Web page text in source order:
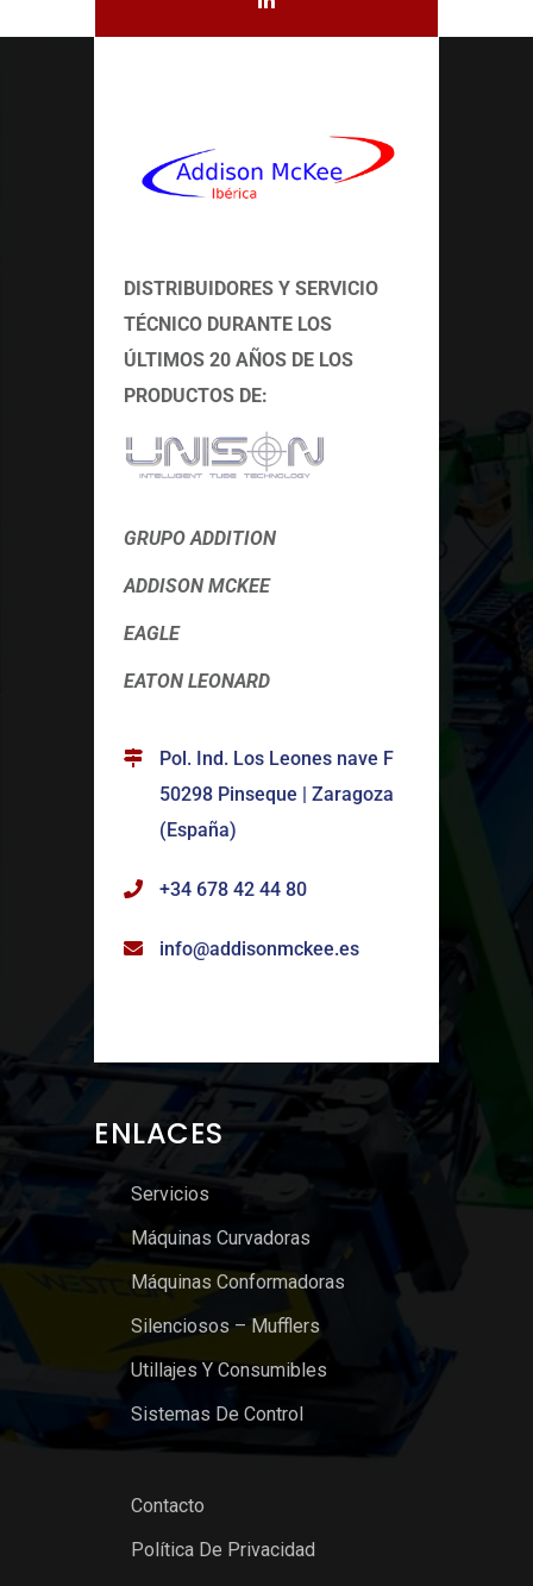
DISTRIBUIDORES Y SERVICIO
TÉCNICO DURANTE LOS
ÚLTIMOS 20 AÑOS DE LOS
PRODUCTOS DE:
GRUPO ADDITION
ADDISON MCKEE
EAGLE
EATON LEONARD
Pol. Ind. Los Leones nave F
50298 Pinseque | Zaragoza
(España)
+34 678 42 44 80
info@addisonmckee.es
ENLACES
Servicios
Máquinas Curvadoras
Máquinas Conformadoras
Silenciosos – Mufflers
Utillajes Y Consumibles
Sistemas De Control
Contacto
Política De Privacidad